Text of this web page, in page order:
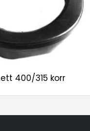
400/315 korr